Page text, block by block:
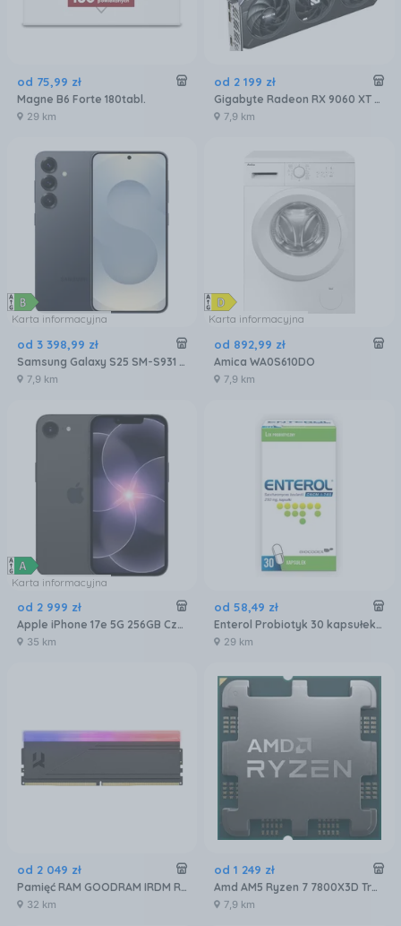
od 75,99 zł
Magne B6 Forte 180tabl.
29 km
od 2 199 zł
Gigabyte Radeon RX 9060 XT GAMING OC 16GB GDDR6 FSR (GVR9060XTGAMINGOC16GD)
7,9 km
Karta informacyjna
od 3 398,99 zł
Samsung Galaxy S25 SM-S931 12/256GB Czarny
7,9 km
Karta informacyjna
od 892,99 zł
Amica WA0S610DO
7,9 km
Karta informacyjna
od 2 999 zł
Apple iPhone 17e 5G 256GB Czarny
35 km
od 58,49 zł
Enterol Probiotyk 30 kapsułek 250 mg
29 km
od 2 049 zł
Pamięć RAM GOODRAM IRDM RGB 32GB [2x16GB 6000MHz DDR5 CL30 DIMM] (IRG60D5L30S32GDC)
32 km
od 1 249 zł
Amd AM5 Ryzen 7 7800X3D Tray 4,2GHz (100000000910)
7,9 km